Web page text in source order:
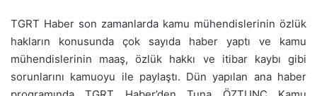
TGRT Haber son zamanlarda kamu mühendislerinin özlük
hakların konusunda çok sayıda haber yaptı ve kamu
mühendislerinin maaş, özlük hakkı ve itibar kaybı gibi
sorunlarını kamuoyu ile paylaştı. Dün yapılan ana haber